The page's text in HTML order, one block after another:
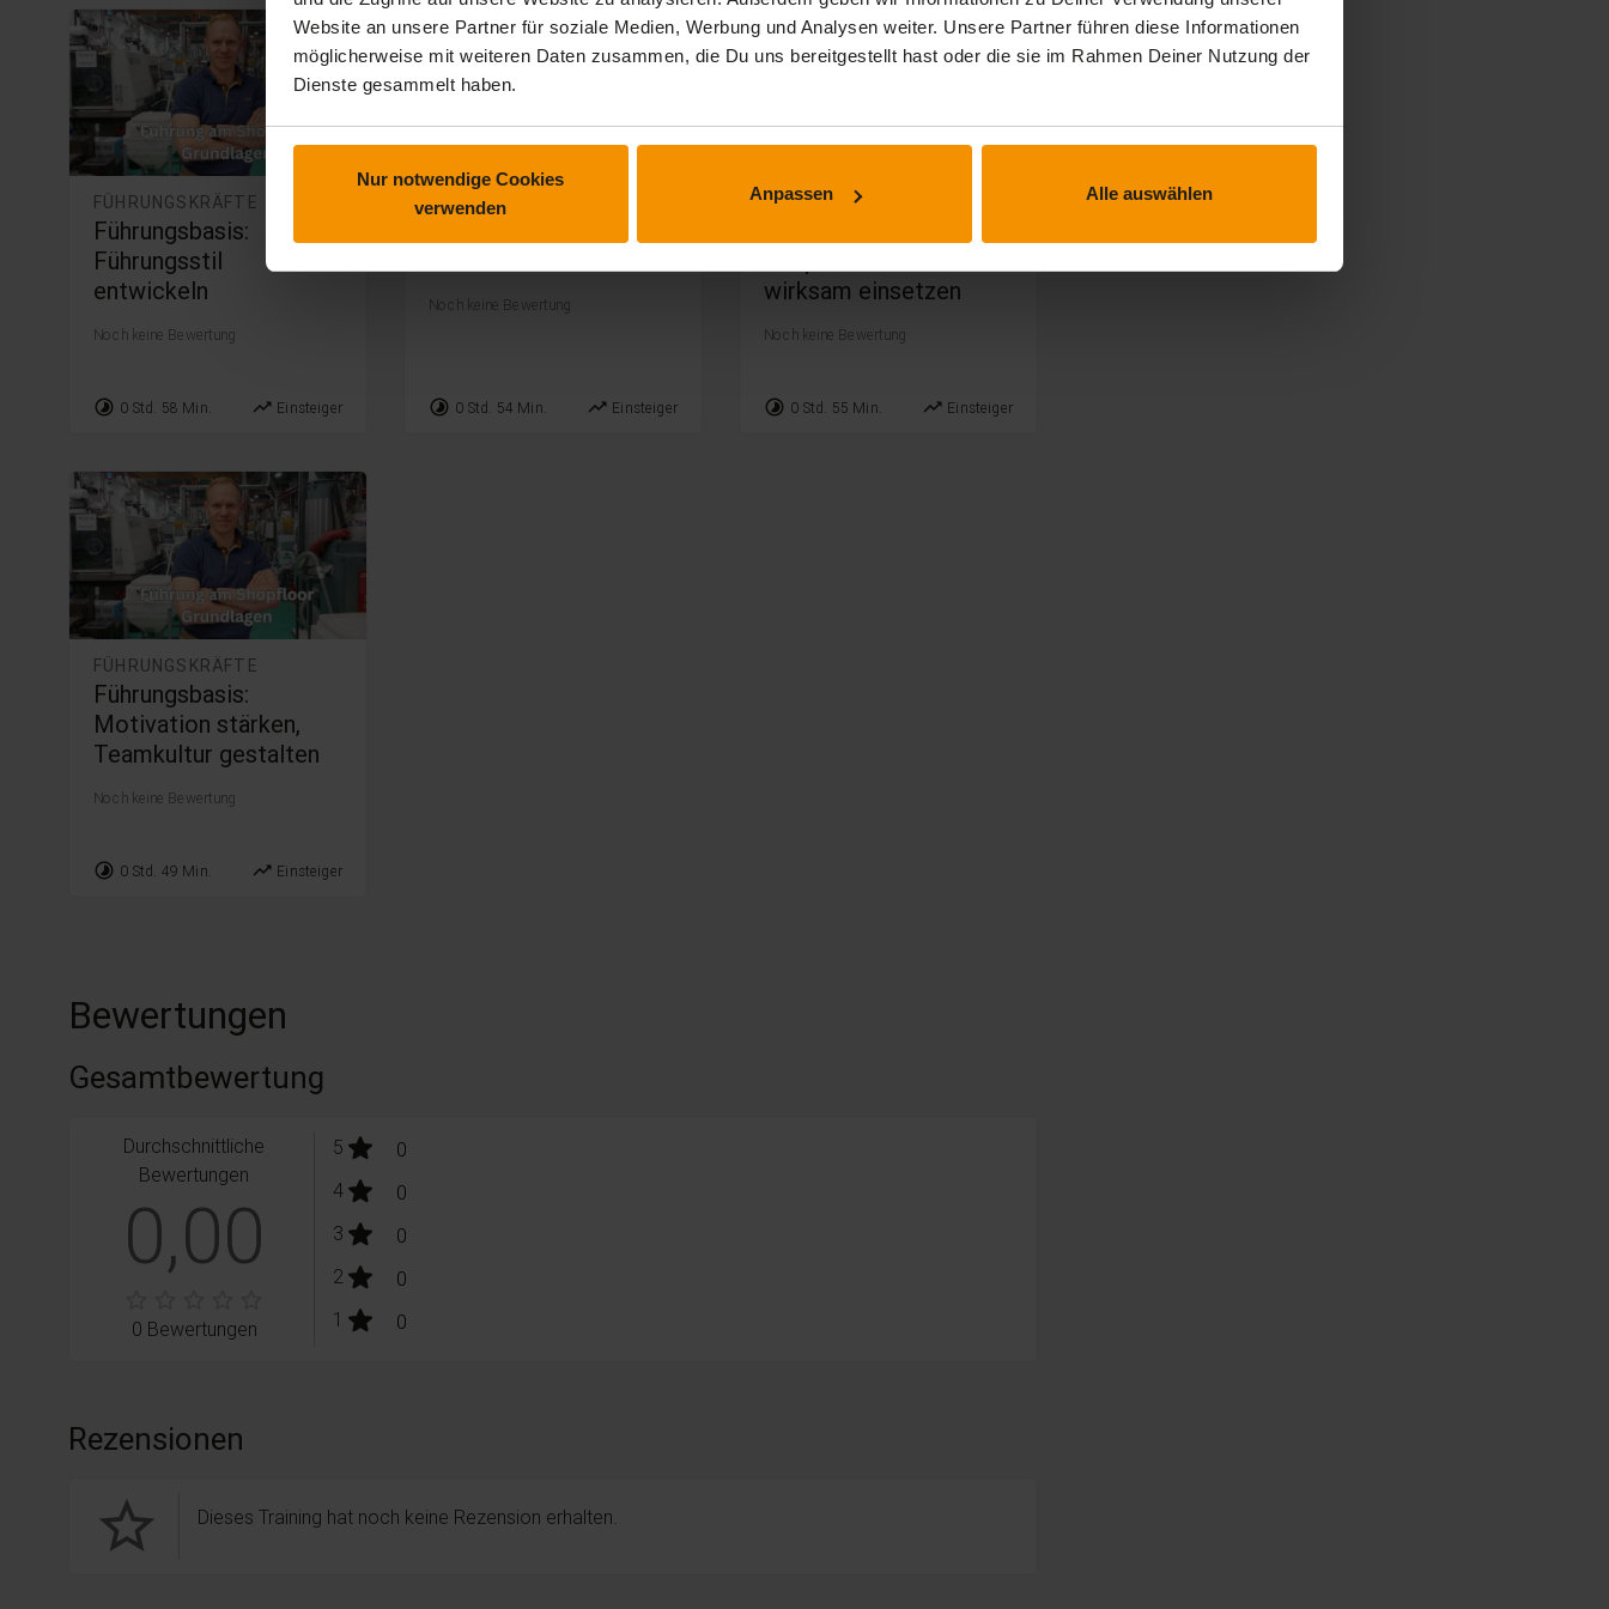
Website an unsere Partner für soziale Medien, Werbung und Analysen weiter. Unsere Partner führen diese Informationen
möglicherweise mit weiteren Daten zusammen, die Du uns bereitgestellt hast oder die sie im Rahmen Deiner Nutzung der
Dienste gesammelt haben.
Nur notwendige Cookies
verwenden
Anpassen Alle auswählen
FÜHRUNGSKRÄFTE
Führungsbasis:
Führungsstil
entwickeln
Noch keine Bewertung
timelapse 0 Std. 58 Min. trending_up Einsteiger
FÜHRUNGSKRÄFTE
Noch keine Bewertung
timelapse 0 Std. 54 Min. trending_up Einsteiger
FÜHRUNGSKRÄFTE
wirksam einsetzen
Noch keine Bewertung
timelapse 0 Std. 55 Min. trending_up Einsteiger
FÜHRUNGSKRÄFTE
Führungsbasis:
Motivation stärken,
Teamkultur gestalten
Noch keine Bewertung
timelapse 0 Std. 49 Min. trending_up Einsteiger
Bewertungen
Gesamtbewertung
Durchschnittliche
Bewertungen
0,00
0 Bewertungen
5stars: 0
Bewertungen
4stars: 0
Bewertungen
3stars: 0
Bewertungen
2stars: 0
Bewertungen
1 stars: 0
Bewertungen
Rezensionen
star_border Dieses Training hat noch keine Rezension erhalten.